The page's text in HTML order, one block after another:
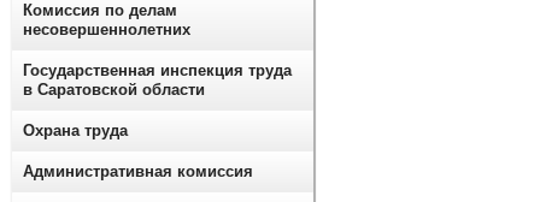
Комиссия по делам
несовершеннолетних
Государственная инспекция труда
в Саратовской области
Охрана труда
Административная комиссия